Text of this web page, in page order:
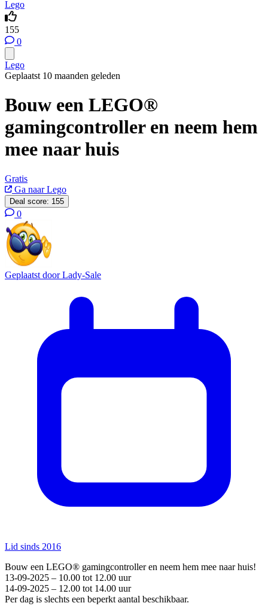
Lego
155
0
Lego
Geplaatst 10 maanden geleden
Bouw een LEGO®
gamingcontroller en neem hem
mee naar huis
Gratis
Ga naar Lego
Deal score: 155
0
Geplaatst doorLady-Sale
Lid sinds 2016
Bouw een LEGO® gamingcontroller en neem hem mee naar huis!
13-09-2025 – 10.00 tot 12.00 uur
14-09-2025 – 12.00 tot 14.00 uur
Per dag is slechts een beperkt aantal beschikbaar.